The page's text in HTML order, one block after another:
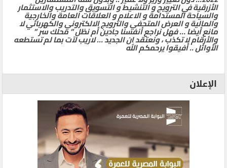
الأزرقية في الترويج و التنشيط و التسويق والتدريب والاستثمار
والسياحة المستدامة و الاعلام و العلاقات العامة والخارجية
والمالية و العرض المتحفي والترويج الالكتروني والكهربائي لا
مانع أيضا … فهل نراجع أنفسنا جادين أم نظل ” محلك سر ”
والأرقام لا تكذب ، ونعتقد ان الجديد … لاريب لآت بما لم تستطعه
الأوائل .. أفيقوا يرحمكم الله
الإعلان